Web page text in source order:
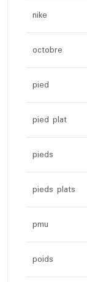
nike
octobre
pied
pied plat
pieds
pieds plats
pmu
poids